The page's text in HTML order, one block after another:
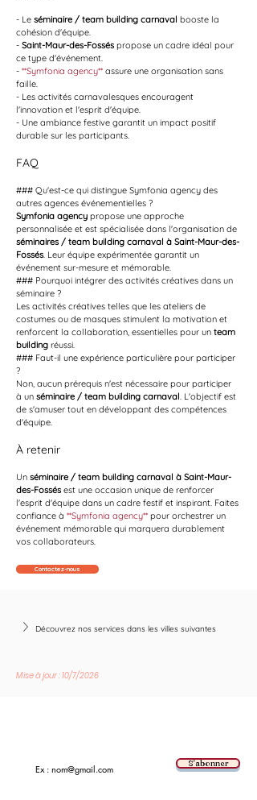
- Le séminaire / team building carnaval booste la
cohésion d'équipe.
- Saint-Maur-des-Fossés propose un cadre idéal pour
ce type d'événement.
- **Symfonia agency** assure une organisation sans
faille.
- Les activités carnavalesques encouragent
l'innovation et l'esprit d'équipe.
- Une ambiance festive garantit un impact positif
durable sur les participants.
FAQ
### Qu'est-ce qui distingue Symfonia agency des
autres agences événementielles ?
Symfonia agency propose une approche
personnalisée et est spécialisée dans l'organisation de
séminaires / team building carnaval à Saint-Maur-des-
Fossés. Leur équipe expérimentée garantit un
événement sur-mesure et mémorable.
### Pourquoi intégrer des activités créatives dans un
séminaire ?
Les activités créatives telles que les ateliers de
costumes ou de masques stimulent la motivation et
renforcent la collaboration, essentielles pour un team
building réussi.
### Faut-il une expérience particulière pour participer
?
Non, aucun prérequis n'est nécessaire pour participer
à un séminaire / team building carnaval. L'objectif est
de s'amuser tout en développant des compétences
d'équipe.
À retenir
Un séminaire / team building carnaval à Saint-Maur-
des-Fossés est une occasion unique de renforcer
l'esprit d'équipe dans un cadre festif et inspirant. Faites
confiance à **Symfonia agency** pour orchestrer un
événement mémorable qui marquera durablement
vos collaborateurs.
Contactez-nous
Découvrez nos services dans les villes suivantes
Mise à jour : 10/7/2026
S'abonner